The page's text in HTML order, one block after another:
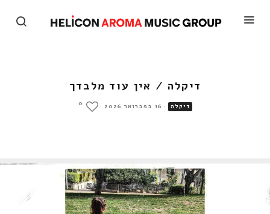
דיקלה / אין עוד מלבדך
דיקלה · 16 בפברואר 2026 ·
0